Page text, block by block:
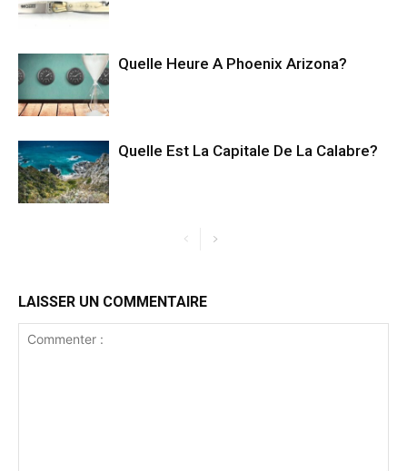
Quelle Heure A Phoenix Arizona?
Quelle Est La Capitale De La Calabre?
LAISSER UN COMMENTAIRE